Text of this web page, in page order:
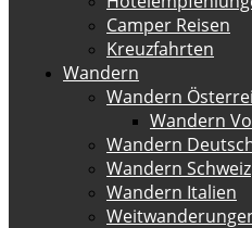
Camper Reisen
Kreuzfahrten
Wandern
Wandern
Wandern
Wandern
Wandern Schweiz
Wandern Italien